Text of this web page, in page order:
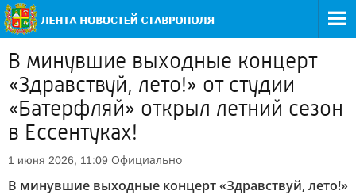
В минувшие выходные концерт
«Здравствуй, лето!» от студии
«Батерфляй» открыл летний сезон
в Ессентуках!
1 июня 2026, 11:09 Официально
В минувшие выходные концерт «Здравствуй, лето!»